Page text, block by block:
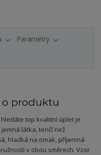
Parametry
produktu
top kvalitní úplet je
látka, tenčí než
hladká na omak, příjemná
v obou směrech. Vzor